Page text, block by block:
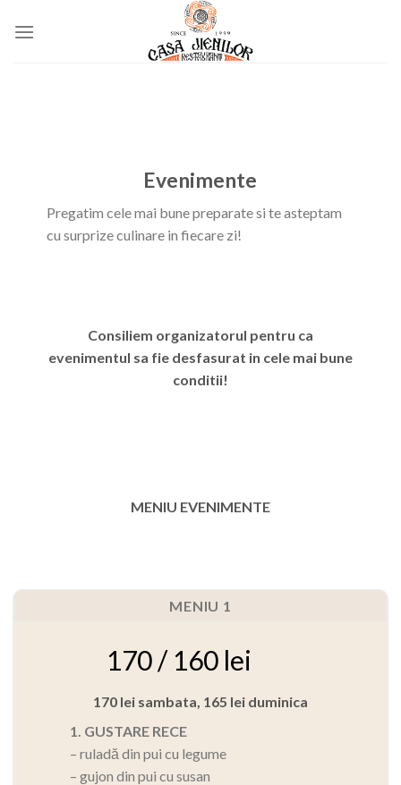
Evenimente
Pregatim cele mai bune preparate si te asteptam
cu surprize culinare in fiecare zi!
Consiliem organizatorul pentru ca
evenimentul sa fie desfasurat in cele mai bune
conditii!
MENIU EVENIMENTE
MENIU 1
170 / 160 lei
170 lei sambata, 165 lei duminica
1. GUSTARE RECE
– ruladă din pui cu legume
– gujon din pui cu susan